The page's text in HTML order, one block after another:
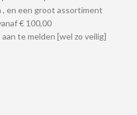
, en een groot assortiment
€ 100,00
te melden [wel zo veilig]